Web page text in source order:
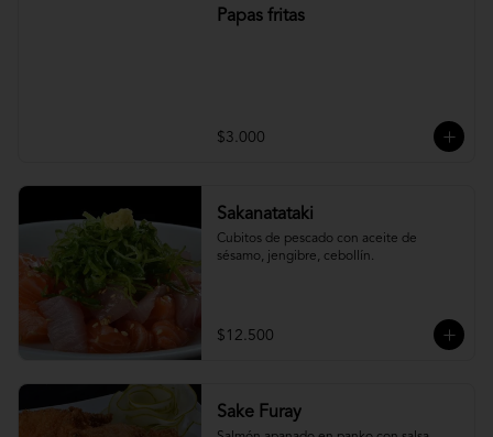
Papas fritas
$3.000
Sakanatataki
Cubitos de pescado con aceite de
sésamo, jengibre, cebollín.
$12.500
Sake Furay